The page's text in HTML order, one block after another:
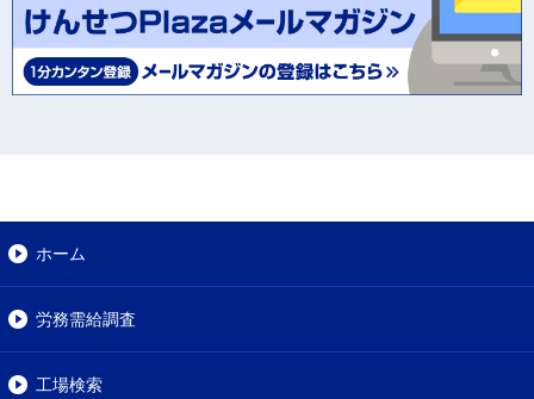
ホーム
労務需給調査
工場検索